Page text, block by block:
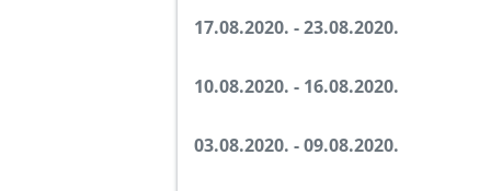
17.08.2020. - 23.08.2020.
10.08.2020. - 16.08.2020.
03.08.2020. - 09.08.2020.